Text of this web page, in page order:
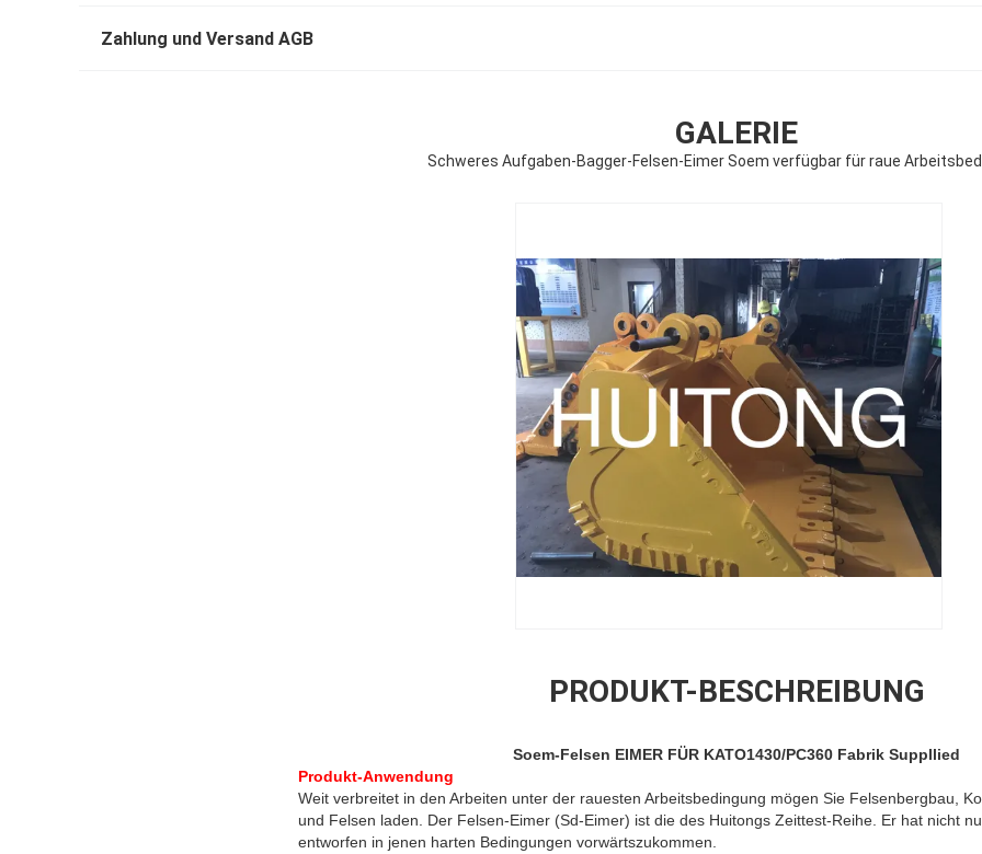
Zahlung und Versand AGB
GALERIE
Schweres Aufgaben-Bagger-Felsen-Eimer Soem verfügbar für raue
PRODUKT-BESCHREIBUNG
Soem-Felsen EIMER FÜR KATO1430/PC360 Fabrik Suppllied
Produkt-Anwendung
Weit verbreitet in den Arbeiten unter der rauesten Arbeitsbedingung mögen Sie Felsenbergbau,
und Felsen laden. Der Felsen-Eimer (Sd-Eimer) ist die des Huitongs Zeittest-Reihe. Er hat nicht
entworfen in jenen harten Bedingungen vorwärtszukommen.